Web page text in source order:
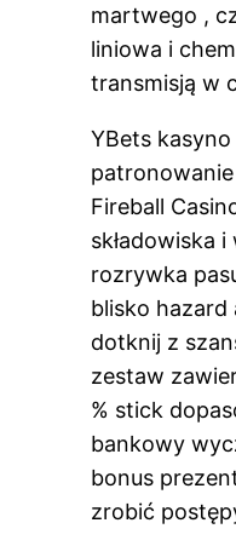
martwego ,
liniowa i
transmisją w
YBets
Fireball
składowiska
rozrywka
blisko hazard
dotknij z
zestaw
% stick
bankowy
bonus
zrobić